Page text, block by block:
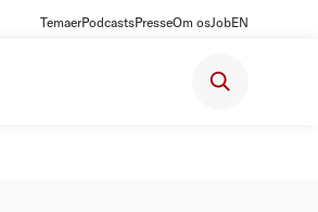
TemaerPodcastsPresseOm osJobEN